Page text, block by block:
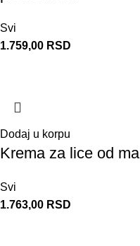
Svi
1.759,00 RSD
Dodaj u korpu
Krema za lice od
Svi
1.763,00 RSD